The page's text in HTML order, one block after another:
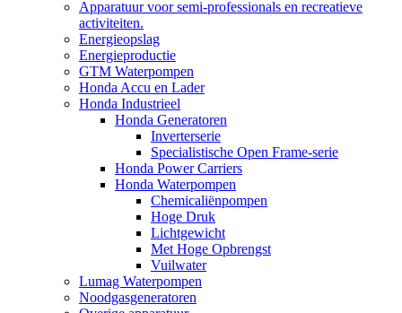
Apparatuur voor semi-professionals en recreatieve
activiteiten.
Energieopslag
Energieproductie
GTM Waterpompen
Honda Accu en Lader
Honda Industrieel
Honda Generatoren
Inverterserie
Specialistische Open Frame-serie
Honda Power Carriers
Honda Waterpompen
Chemicaliënpompen
Hoge Druk
Lichtgewicht
Met Hoge Opbrengst
Vuilwater
Lumag Waterpompen
Noodgasgeneratoren